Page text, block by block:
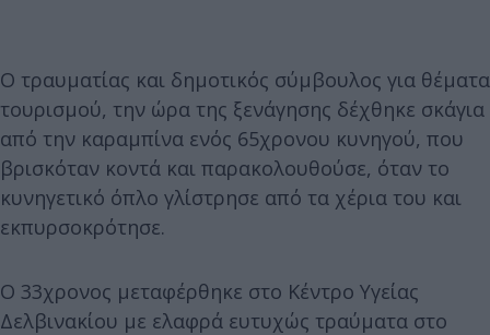
Ο τραυματίας και δημοτικός σύμβουλος για θέματα
τουρισμού, την ώρα της ξενάγησης δέχθηκε σκάγια
από την καραμπίνα ενός 65χρονου κυνηγού, που
βρισκόταν κοντά και παρακολουθούσε, όταν το
κυνηγετικό όπλο γλίστρησε από τα χέρια του και
εκπυρσοκρότησε.
Ο 33χρονος μεταφέρθηκε στο Κέντρο Υγείας
Δελβινακίου με ελαφρά ευτυχώς τραύματα στο